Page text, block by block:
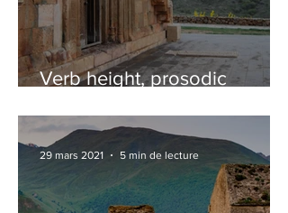
Verb height, prosodic
mapping hypothesis:
evidence from Iron Ossetic
29 mars 2021 5 min de lecture